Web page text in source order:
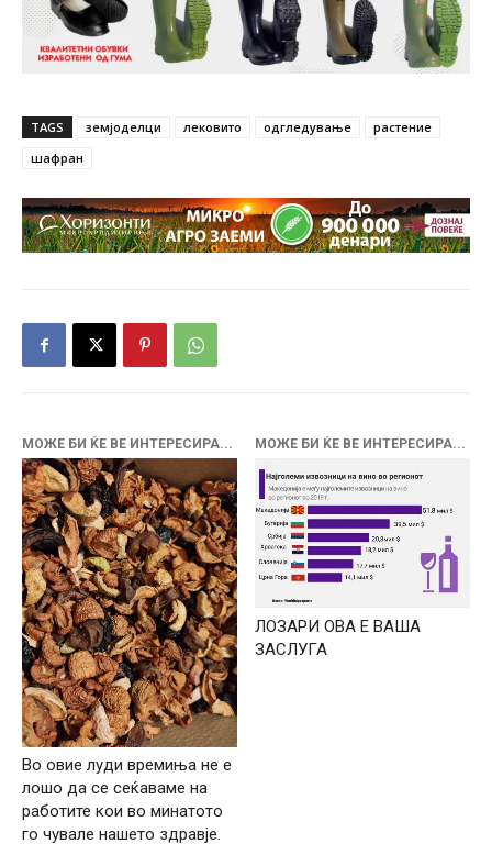
TAGS земјоделци лековито одгледување
растение
шафран
МОЖЕ БИ ЌЕ ВЕ ИНТЕРЕСИРА...
Во овие луди времиња не е
лошо да се сеќаваме на
работите кои во минатото
го чувале нашето здравје.
МОЖЕ БИ ЌЕ ВЕ ИНТЕРЕСИРА...
ЛОЗАРИ ОВА Е ВАША
ЗАСЛУГА